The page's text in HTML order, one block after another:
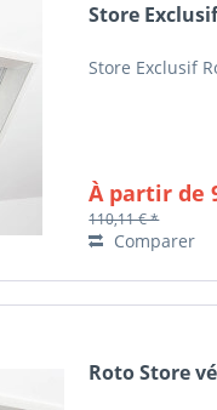
Store
Store Exclusif
À partir de
110,11 € *
Comparer
Roto Store